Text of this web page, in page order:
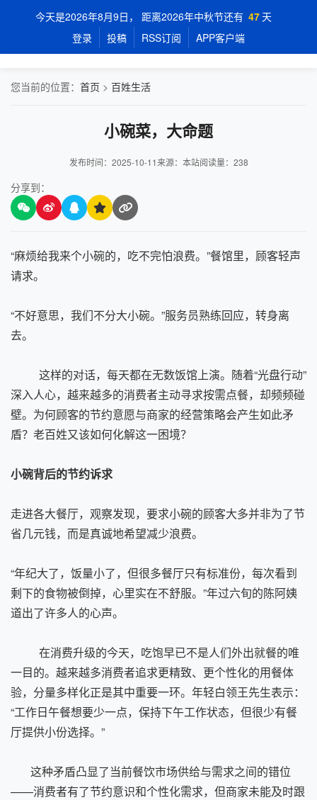
今天是2026年8月9日， 距离2026年中秋节还有 47 天
登录
投稿 RSS订阅 APP客户端
您当前的位置： 首页 > 百姓生活
小碗菜，大命题
发布时间：2025-10-11来源：本站阅读量： 238
分享到：
“麻烦给我来个小碗的，吃不完怕浪费。”餐馆里，顾客轻声
请求。
“不好意思，我们不分大小碗。”服务员熟练回应，转身离
去。
这样的对话，每天都在无数饭馆上演。随着“光盘行动”
深入人心，越来越多的消费者主动寻求按需点餐，却频频碰
壁。为何顾客的节约意愿与商家的经营策略会产生如此矛
盾？老百姓又该如何化解这一困境？
小碗背后的节约诉求
走进各大餐厅，观察发现，要求小碗的顾客大多并非为了节
省几元钱，而是真诚地希望减少浪费。
“年纪大了，饭量小了，但很多餐厅只有标准份，每次看到
剩下的食物被倒掉，心里实在不舒服。”年过六旬的陈阿姨
道出了许多人的心声。
在消费升级的今天，吃饱早已不是人们外出就餐的唯
一目的。越来越多消费者追求更精致、更个性化的用餐体
验，分量多样化正是其中重要一环。年轻白领王先生表示：
“工作日午餐想要少一点，保持下午工作状态，但很少有餐
厅提供小份选择。”
这种矛盾凸显了当前餐饮市场供给与需求之间的错位
——消费者有了节约意识和个性化需求，但商家未能及时跟